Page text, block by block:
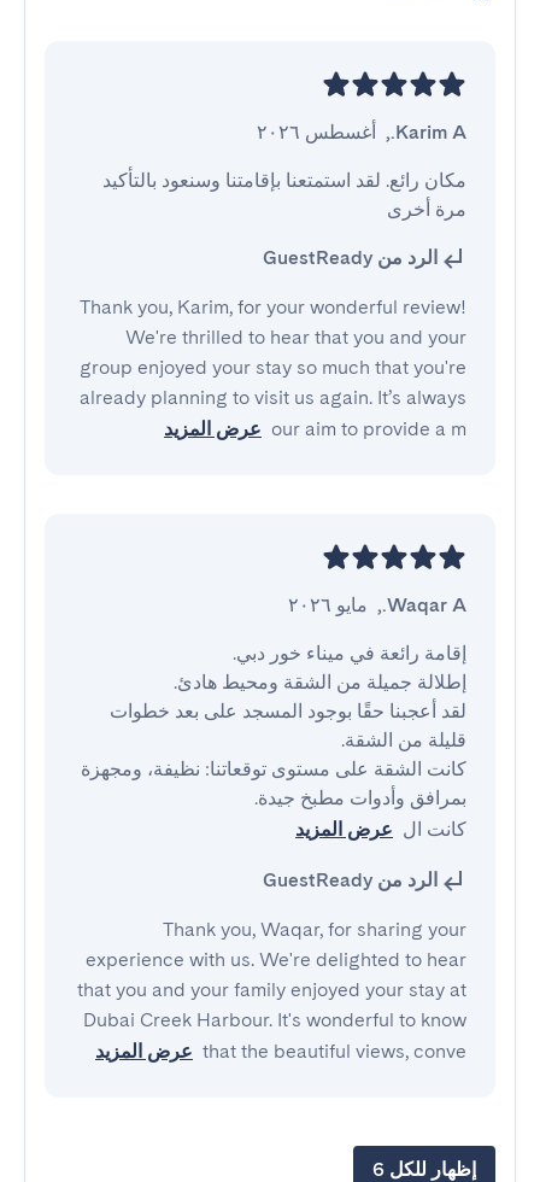
Karim A.
, أغسطس ٢٠٢٦
مرة أخرى
الرد من GuestReady
Thank you, Karim, for your wonderful review!
We're thrilled to hear that you and your
group enjoyed your stay so much that you're
already planning to visit us again. It’s always
our aim to provide a m عرض المزيد
Waqar A.
, مايو ٢٠٢٦
كانت ال عرض المزيد
الرد من GuestReady
Thank you, Waqar, for sharing your
experience with us. We're delighted to hear
that you and your family enjoyed your stay at
Dubai Creek Harbour. It's wonderful to know
that the beautiful views, conve عرض المزيد
إظهار للكل 6